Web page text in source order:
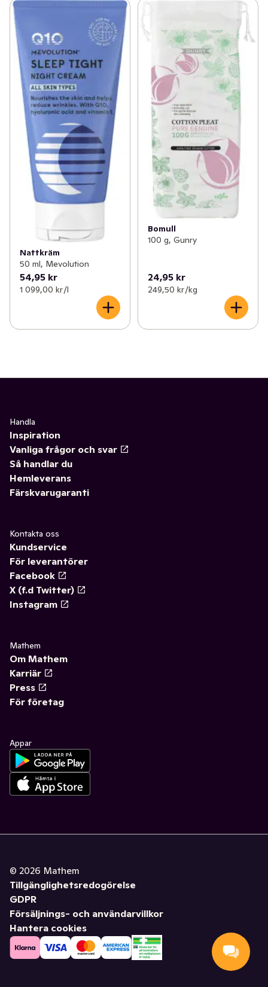
Nattkräm
50 ml, Mevolution
54,95 kr
1 099,00 kr /l
Bomull
100 g, Gunry
24,95 kr
249,50 kr /kg
Handla
Inspiration
Vanliga frågor och svar
Så handlar du
Hemleverans
Färskvarugaranti
Kontakta oss
Kundservice
För leverantörer
Facebook
X (f.d Twitter)
Instagram
Mathem
Om Mathem
Karriär
Press
För företag
Appar
© 2026 Mathem
Tillgänglighetsredogörelse
GDPR
Försäljnings- och användarvillkor
Hantera cookies